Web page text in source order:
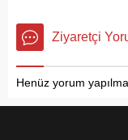
Ziyaretçi
Henüz yorum